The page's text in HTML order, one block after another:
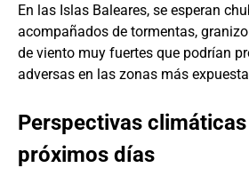
En las Islas Baleares, se esperan
acompañados de tormentas,
de viento muy fuertes que podrían
adversas en las zonas más
Perspectivas
próximos días